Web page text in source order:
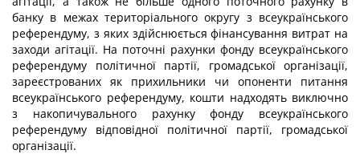
банку в межах територіального округу з всеукраїнського
референдуму, з яких здійснюється фінансування витрат на
заходи агітації. На поточні рахунки фонду всеукраїнського
референдуму політичної партії, громадської організації,
зареєстрованих як прихильники чи опоненти питання
всеукраїнського референдуму, кошти надходять виключно
з накопичувального рахунку фонду всеукраїнського
референдуму відповідної політичної партії, громадської
організації.